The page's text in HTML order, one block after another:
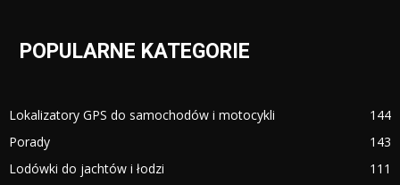
POPULARNE KATEGORIE
Lokalizatory GPS do samochodów i motocykli
144
Porady
143
Lodówki do jachtów i łodzi
111